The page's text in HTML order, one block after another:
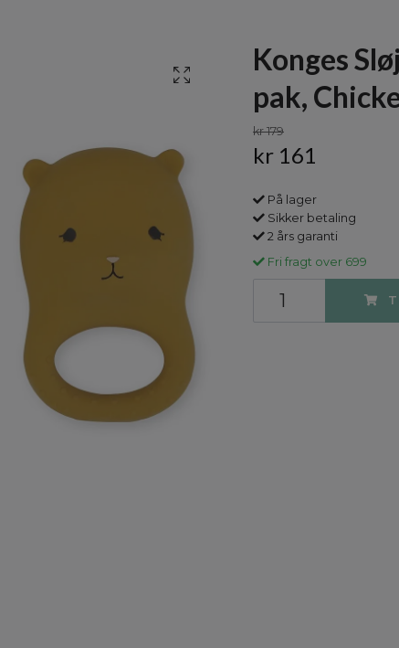
Konges
pak,
kr 179
kr 161
På lager
Sikker betaling
2 års garanti
Fri fragt over 699